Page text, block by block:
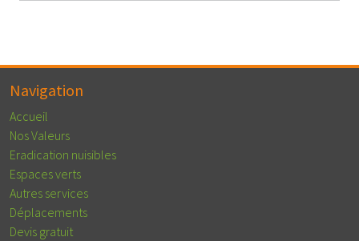
Navigation
Accueil
Nos Valeurs
Eradication nuisibles
Espaces verts
Autres services
Déplacements
Devis gratuit